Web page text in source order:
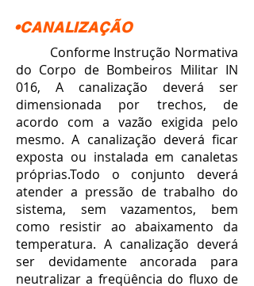
•CANALIZAÇÃO
Conforme Instrução Normativa
do Corpo de Bombeiros Militar IN
016, A canalização deverá ser
dimensionada por trechos, de
acordo com a vazão exigida pelo
mesmo. A canalização deverá ficar
exposta ou instalada em canaletas
próprias.Todo o conjunto deverá
atender a pressão de trabalho do
sistema, sem vazamentos, bem
como resistir ao abaixamento da
temperatura. A canalização deverá
ser devidamente ancorada para
neutralizar a freqüência do fluxo de